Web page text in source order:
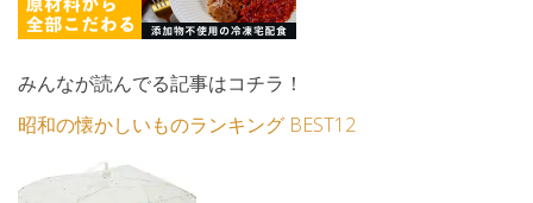
みんなが読んでる記事はコチラ！
昭和の懐かしいものランキング BEST12